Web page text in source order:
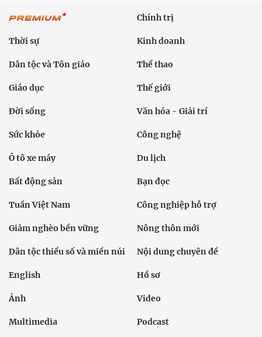
Chính trị
Thời sự Kinh doanh
Dân tộc và Tôn giáo Thể thao
Giáo dục Thế giới
Đời sống Văn hóa - Giải trí
Sức khỏe Công nghệ
Ô tô xe máy Du lịch
Bất động sản Bạn đọc
Tuần Việt Nam Công nghiệp hỗ trợ
Giảm nghèo bền vững Nông thôn mới
Dân tộc thiểu số và miền núi Nội dung chuyên đề
English Hồ sơ
Ảnh Video
Multimedia Podcast